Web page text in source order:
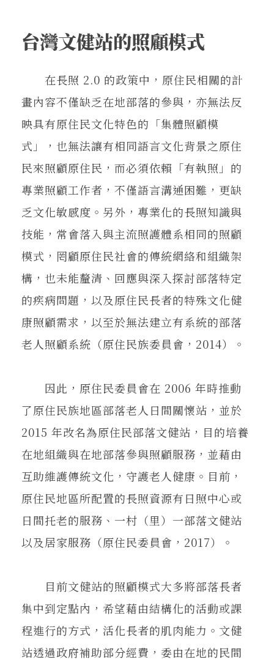
台灣文健站的照顧模式
在長照 2.0 的政策中，原住民相關的計
畫內容不僅缺乏在地部落的參與，亦無法反
映具有原住民文化特色的「集體照顧模
式」，也無法讓有相同語言文化背景之原住
民來照顧原住民，而必須依賴「有執照」的
專業照顧工作者，不僅語言溝通困難，更缺
乏文化敏感度。另外，專業化的長照知識與
技能，常會落入與主流照護體系相同的照顧
模式，罔顧原住民社會的傳統網絡和組織架
構，也未能釐清、回應與深入探討部落特定
的疾病問題，以及原住民長者的特殊文化健
康照顧需求，以至於無法建立有系統的部落
老人照顧系統（原住民族委員會，2014）。
因此，原住民委員會在 2006 年時推動
了原住民族地區部落老人日間關懷站，並於
2015 年改名為原住民部落文健站，目的培養
在地組織與在地部落參與照顧服務，並藉由
互助維護傳統文化，守護老人健康。目前，
原住民地區所配置的長照資源有日照中心或
日間托老的服務、一村（里）一部落文健站
以及居家服務（原住民委員會，2017）。
目前文健站的照顧模式大多將部落長者
集中到定點內，希望藉由結構化的活動或課
程進行的方式，活化長者的肌肉能力。文健
站透過政府補助部分經費，委由在地的民間